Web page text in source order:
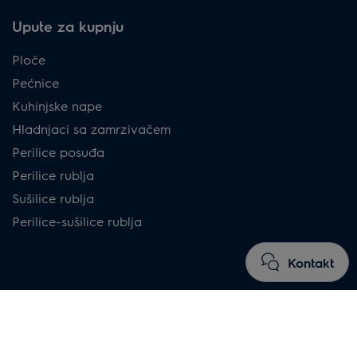
Kontakt
Upute za kupnju
Ploče
Pećnice
Kuhinjske nape
Hladnjaci sa zamrzivačem
Perilice posuđa
Perilice rublja
Sušilice rublja
Perilice-sušilice rublja